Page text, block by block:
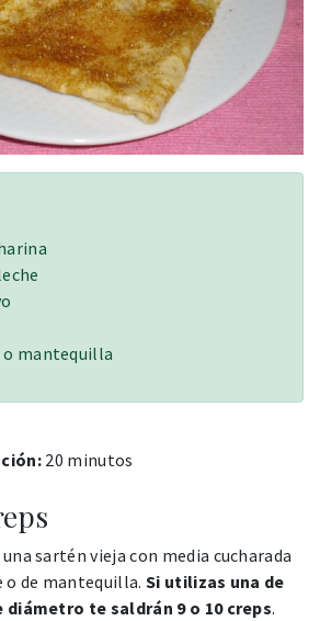
o mantequilla
20 minutos
sartén vieja con media cucharada
o de mantequilla. Si utilizas una de
diámetro te saldrán 9 o 10 creps.